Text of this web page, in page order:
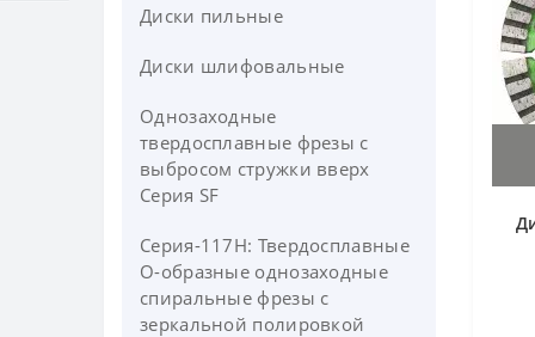
Диски пильные
Диски шлифовальные
Однозаходные
твердосплавные фрезы с
выбросом стружки вверх
Серия SF
Серия-117H: Твердосплавные
О-образные однозаходные
спиральные фрезы c
зеркальной полировкой